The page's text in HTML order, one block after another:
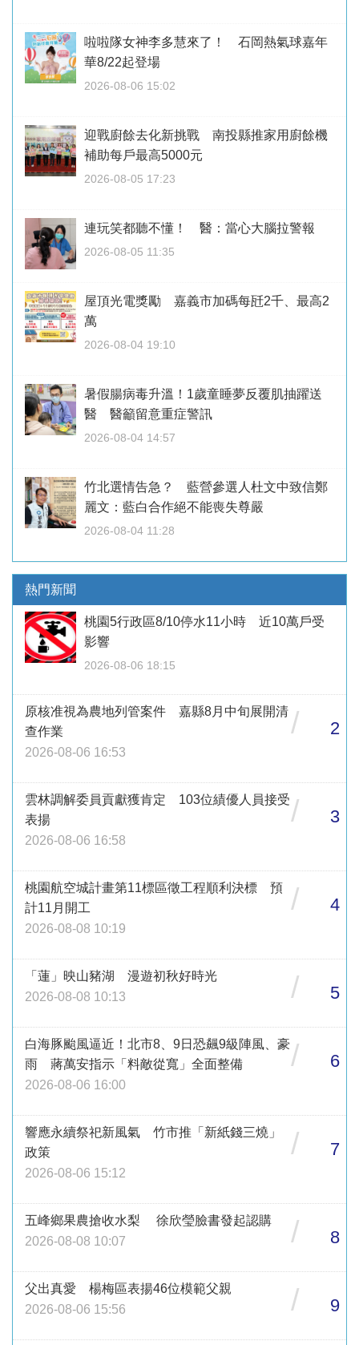
啦啦隊女神李多慧來了！ 石岡熱氣球嘉年
華8/22起登場
2026-08-06 15:02
迎戰廚餘去化新挑戰 南投縣推家用廚餘機
補助每戶最高5000元
2026-08-05 17:23
連玩笑都聽不懂！ 醫：當心大腦拉警報
2026-08-05 11:35
屋頂光電獎勵 嘉義市加碼每瓩2千、最高2
萬
2026-08-04 19:10
暑假腸病毒升溫！1歲童睡夢反覆肌抽躍送
醫 醫籲留意重症警訊
2026-08-04 14:57
竹北選情告急？ 藍營參選人杜文中致信鄭
麗文：藍白合作絕不能喪失尊嚴
2026-08-04 11:28
熱門新聞
桃園5行政區8/10停水11小時 近10萬戶受
影響
2026-08-06 18:15
原核准視為農地列管案件 嘉縣8月中旬展開清
查作業
2026-08-06 16:53
/ 2
雲林調解委員貢獻獲肯定 103位績優人員接受
表揚
2026-08-06 16:58
/ 3
桃園航空城計畫第11標區徵工程順利決標 預
計11月開工
2026-08-08 10:19
/ 4
「蓮」映山豬湖 漫遊初秋好時光
2026-08-08 10:13
/ 5
白海豚颱風逼近！北市8、9日恐飆9級陣風、豪
雨 蔣萬安指示「料敵從寬」全面整備
2026-08-06 16:00
/ 6
響應永續祭祀新風氣 竹市推「新紙錢三燒」
政策
2026-08-06 15:12
/ 7
五峰鄉果農搶收水梨 徐欣瑩臉書發起認購
2026-08-08 10:07
/ 8
父出真愛 楊梅區表揚46位模範父親
2026-08-06 15:56
/ 9